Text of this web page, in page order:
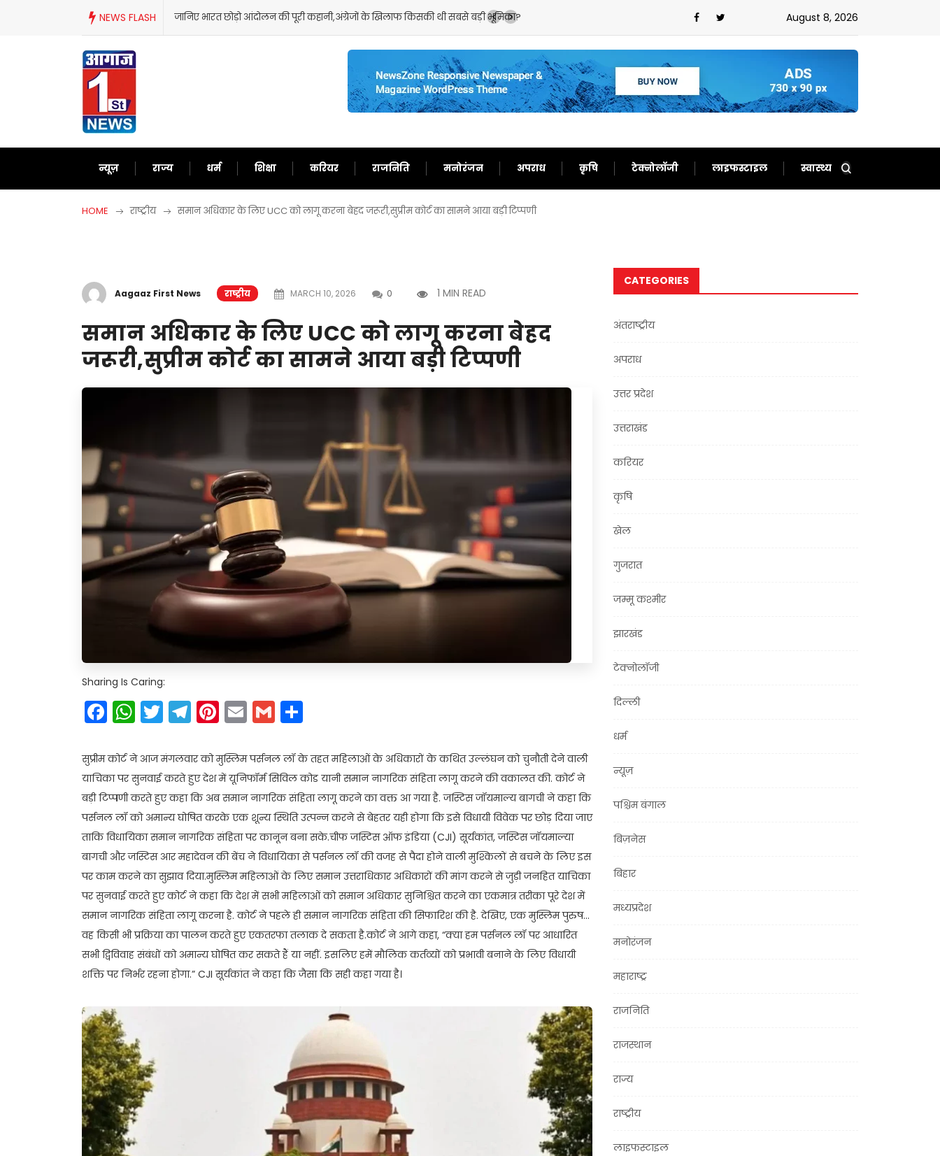
NEWS FLASH जानिए भारत छोड़ो आंदोलन की पूरी कहानी,अंग्रेजों के खिलाफ किसकी थी सबसे बड़ी भूमिका? भारत और बांग्लादेश के बीच नहीं होगा सीरीज!जानिए आखिर कैसे बढ़ा दोनों देशों के बीच तनाव?
August 8, 2026
न्यूज़ राज्य धर्म शिक्षा करियर राजनिति मनोरंजन अपराध कृषि टेक्नोलॉजी लाइफस्टाइल स्वास्थ्य
HOME राष्ट्रीय समान अधिकार के लिए UCC को लागू करना बेहद जरूरी,सुप्रीम कोर्ट का सामने आया बड़ी टिप्पणी
Aagaaz First News राष्ट्रीय MARCH 10, 2026 0 1 MIN READ
समान अधिकार के लिए UCC को लागू करना बेहद
जरूरी,सुप्रीम कोर्ट का सामने आया बड़ी टिप्पणी
Sharing Is Caring:
Facebook
WhatsApp
Twitter
Telegram
Pinterest
EmailGmail
सुप्रीम कोर्ट ने आज मंगलवार को मुस्लिम पर्सनल लॉ के तहत महिलाओं के अधिकारों के कथित उल्लंघन को चुनौती देने वाली
याचिका पर सुनवाई करते हुए देश में यूनिफॉर्म सिविल कोड यानी समान नागरिक संहिता लागू करने की वकालत की. कोर्ट ने
बड़ी टिप्पणी करते हुए कहा कि अब समान नागरिक संहिता लागू करने का वक्त आ गया है. जस्टिस जॉयमाल्य बागची ने कहा कि
पर्सनल लॉ को अमान्य घोषित करके एक शून्य स्थिति उत्पन्न करने से बेहतर यही होगा कि इसे विधायी विवेक पर छोड़ दिया जाए
ताकि विधायिका समान नागरिक संहिता पर कानून बना सके.चीफ जस्टिस ऑफ इंडिया (CJI) सूर्यकांत, जस्टिस जॉयमाल्या
बागची और जस्टिस आर महादेवन की बेंच ने विधायिका से पर्सनल लॉ की वजह से पैदा होने वाली मुश्किलों से बचने के लिए इस
पर काम करने का सुझाव दिया.मुस्लिम महिलाओं के लिए समान उत्तराधिकार अधिकारों की मांग करने से जुड़ी जनहित याचिका
पर सुनवाई करते हुए कोर्ट ने कहा कि देश में सभी महिलाओं को समान अधिकार सुनिश्चित करने का एकमात्र तरीका पूरे देश में
समान नागरिक संहिता लागू करना है. कोर्ट ने पहले ही समान नागरिक संहिता की सिफारिश की है. देखिए, एक मुस्लिम पुरुष…
वह किसी भी प्रक्रिया का पालन करते हुए एकतरफा तलाक दे सकता है.कोर्ट ने आगे कहा, “क्या हम पर्सनल लॉ पर आधारित
सभी द्विविवाह संबंधों को अमान्य घोषित कर सकते हैं या नहीं. इसलिए हमें मौलिक कर्तव्यों को प्रभावी बनाने के लिए विधायी
शक्ति पर निर्भर रहना होगा.” CJI सूर्यकांत ने कहा कि जैसा कि सही कहा गया है।
CATEGORIES
अंतराष्ट्रीय
अपराध
उत्तर प्रदेश
उत्तराखंड
करियर
कृषि
खेल
गुजरात
जम्मू कश्मीर
झारखंड
टेक्नोलॉजी
दिल्ली
धर्म
न्यूज़
पश्चिम बंगाल
बिज़नेस
बिहार
मध्यप्रदेश
मनोरंजन
महाराष्ट्र
राजनिति
राजस्थान
राज्य
राष्ट्रीय
लाइफस्टाइल